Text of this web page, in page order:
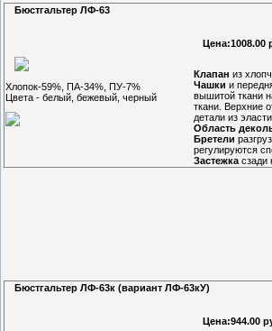
Бюстгальтер ЛФ-63
Хлопок-59%, ПА-34%, ПУ-7%
Цвета - белый, бежевый, черный
Цена:1008.00
Клапан из
Чашки и
вышитой ткани
ткани. Верхние
детали из
Область
Бретели
регулируются
Застежкасзади
Бюстгальтер ЛФ-63к (вариант ЛФ-63кУ)
Цена:944.00